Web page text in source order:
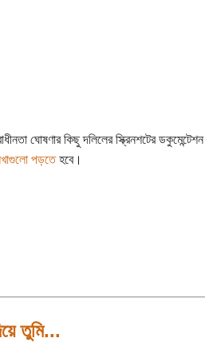
ঘোষণার কিছু দলিলের স্ক্রিনশটের
পড়তেহবে।
তুমি...